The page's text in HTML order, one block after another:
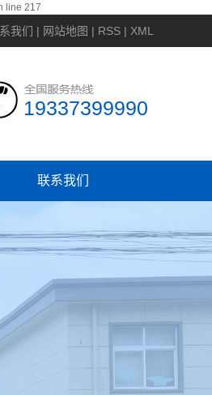
line 217
我们 | 网站地图 | RSS | XML
19337399990
联系我们